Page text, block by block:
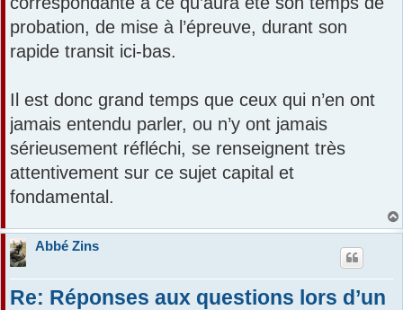
probation, de mise à l’épreuve, durant son
rapide transit ici-bas.
Il est donc grand temps que ceux qui n’en ont
jamais entendu parler, ou n’y ont jamais
sérieusement réfléchi, se renseignent très
attentivement sur ce sujet capital et
fondamental.
Abbé Zins
Re: Réponses aux questions lors d’un